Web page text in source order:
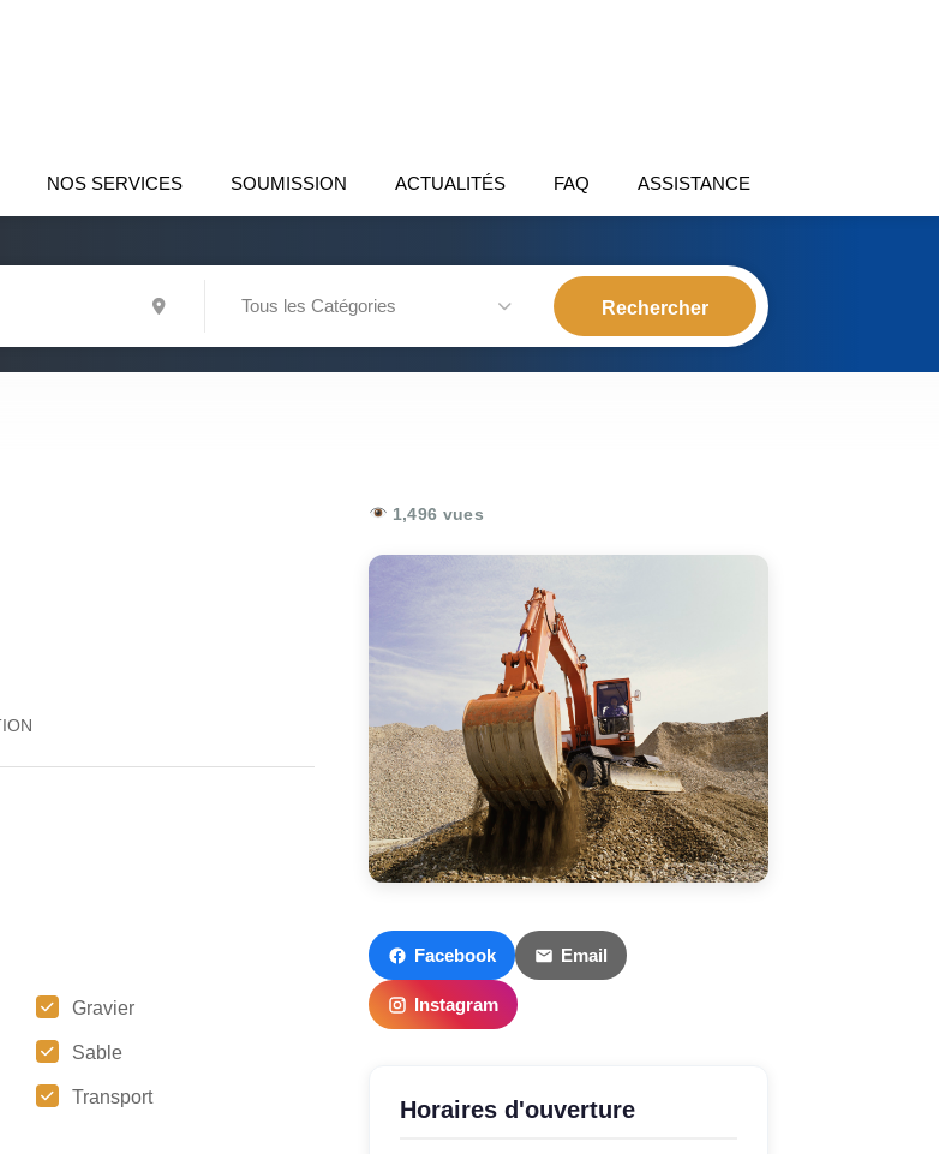
NOS SERVICES SOUMISSION ACTUALITÉS FAQ ASSISTANCE
Tous les Catégories
Gravier
Sable
Transport
1,496 vues
Facebook Email
Instagram
Horaires d'ouverture